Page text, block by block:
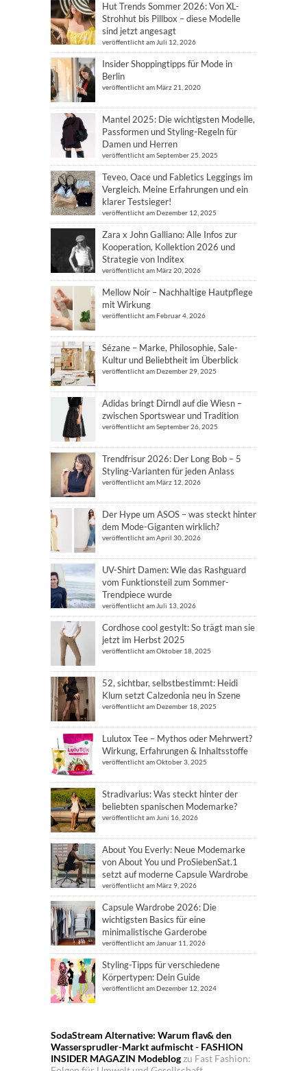
Hut Trends Sommer 2026: Von XL-
Strohhut bis Pillbox – diese Modelle
sind jetzt angesagt
veröffentlicht am Juli 12, 2026
Insider Shoppingtipps für Mode in
Berlin
veröffentlicht am März 21, 2020
Mantel 2025: Die wichtigsten Modelle,
Passformen und Styling-Regeln für
Damen und Herren
veröffentlicht am September 25, 2025
Teveo, Oace und Fabletics Leggings im
Vergleich. Meine Erfahrungen und ein
klarer Testsieger!
veröffentlicht am Dezember 12, 2025
Zara x John Galliano: Alle Infos zur
Kooperation, Kollektion 2026 und
Strategie von Inditex
veröffentlicht am März 20, 2026
Mellow Noir – Nachhaltige Hautpflege
mit Wirkung
veröffentlicht am Februar 4, 2026
Sézane – Marke, Philosophie, Sale-
Kultur und Beliebtheit im Überblick
veröffentlicht am Dezember 29, 2025
Adidas bringt Dirndl auf die Wiesn –
zwischen Sportswear und Tradition
veröffentlicht am September 26, 2025
Trendfrisur 2026: Der Long Bob – 5
Styling-Varianten für jeden Anlass
veröffentlicht am März 12, 2026
Der Hype um ASOS – was steckt hinter
dem Mode-Giganten wirklich?
veröffentlicht am April 30, 2026
UV-Shirt Damen: Wie das Rashguard
vom Funktionsteil zum Sommer-
Trendpiece wurde
veröffentlicht am Juli 13, 2026
Cordhose cool gestylt: So trägt man sie
jetzt im Herbst 2025
veröffentlicht am Oktober 18, 2025
52, sichtbar, selbstbestimmt: Heidi
Klum setzt Calzedonia neu in Szene
veröffentlicht am Dezember 18, 2025
Lulutox Tee – Mythos oder Mehrwert?
Wirkung, Erfahrungen & Inhaltsstoffe
veröffentlicht am Oktober 3, 2025
Stradivarius: Was steckt hinter der
beliebten spanischen Modemarke?
veröffentlicht am Juni 16, 2026
About You Everly: Neue Modemarke
von About You und ProSiebenSat.1
setzt auf moderne Capsule Wardrobe
veröffentlicht am März 9, 2026
Capsule Wardrobe 2026: Die
wichtigsten Basics für eine
minimalistische Garderobe
veröffentlicht am Januar 11, 2026
Styling-Tipps für verschiedene
Körpertypen: Dein Guide
veröffentlicht am Dezember 12, 2024
SodaStream Alternative: Warum flav& den
Wassersprudler-Markt aufmischt - FASHION
INSIDER MAGAZIN Modeblogzu Fast Fashion: